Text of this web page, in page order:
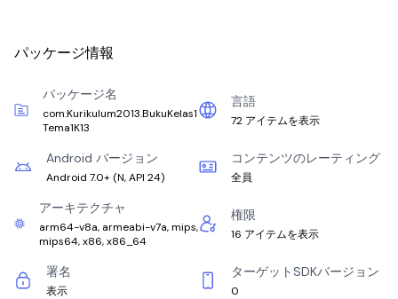
パッケージ情報
パッケージ名
com.Kurikulum2013.BukuKelas1
Tema1K13
言語
72 アイテムを表示
Android バージョン
Android 7.0+ (N, API 24)
コンテンツのレーティング
全員
アーキテクチャ
arm64-v8a, armeabi-v7a, mips,
mips64, x86, x86_64
権限
16 アイテムを表示
署名
表示
ターゲットSDKバージョン
0